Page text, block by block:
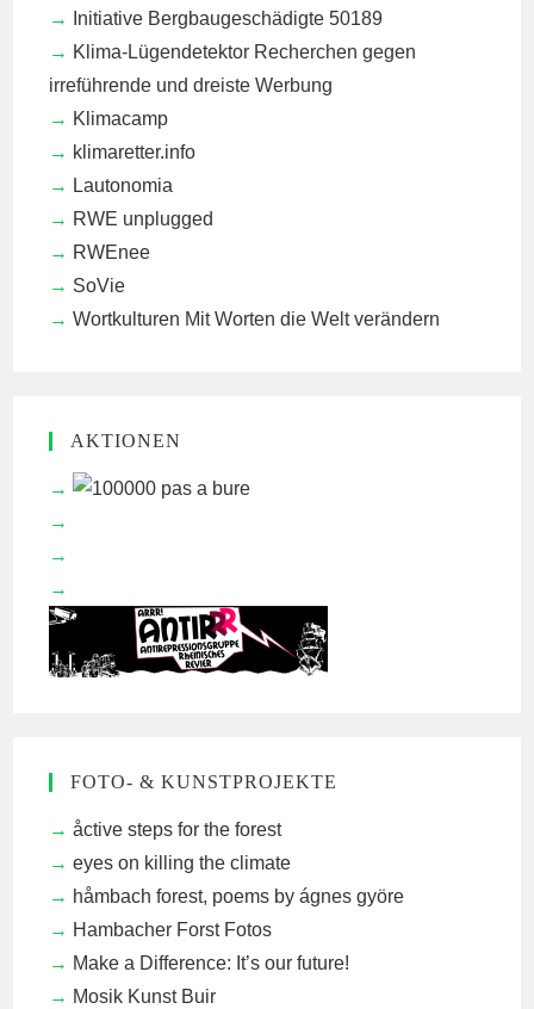
Initiative Bergbaugeschädigte 50189
Klima-Lügendetektor Recherchen gegen
irreführende und dreiste Werbung
Klimacamp
klimaretter.info
Lautonomia
RWE unplugged
RWEnee
SoVie
Wortkulturen Mit Worten die Welt verändern
AKTIONEN
FOTO- & KUNSTPROJEKTE
åctive steps for the forest
eyes on killing the climate
håmbach forest, poems by ágnes györe
Hambacher Forst Fotos
Make a Difference: It’s our future!
Mosik Kunst Buir